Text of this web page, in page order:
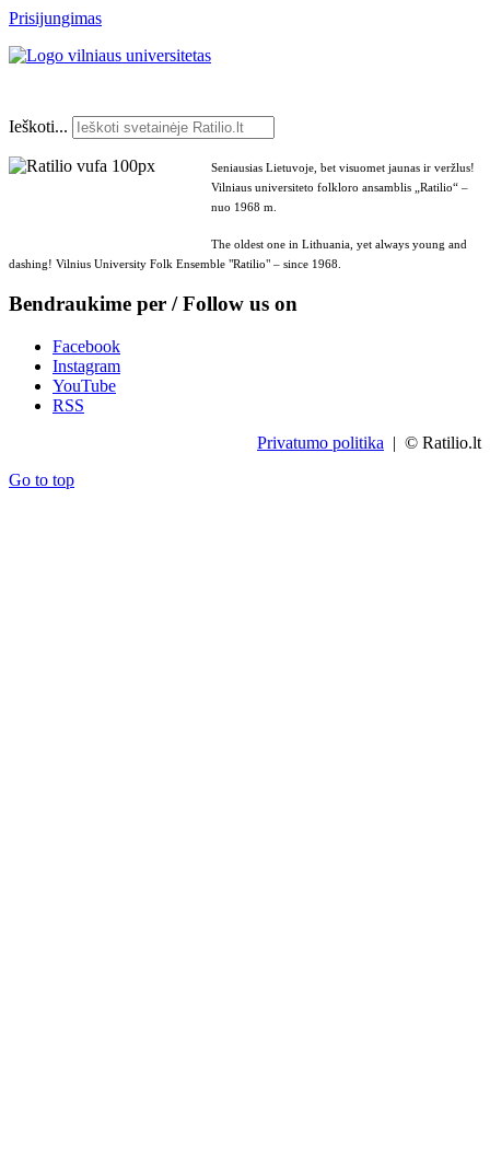
Prisijungimas
Ieškoti...
Seniausias Lietuvoje, bet visuomet jaunas ir veržlus!
Vilniaus universiteto folkloro ansamblis „Ratilio“ –
nuo 1968 m.
The oldest one in Lithuania, yet always young and
dashing! Vilnius University Folk Ensemble "Ratilio" – since 1968.
Bendraukime per / Follow us on
Facebook
Instagram
YouTube
RSS
Privatumo politika | © Ratilio.lt
Go to top